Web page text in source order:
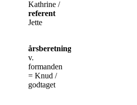
Kathrine /
referent
Jette
årsberetning
v.
formanden
= Knud /
godtaget